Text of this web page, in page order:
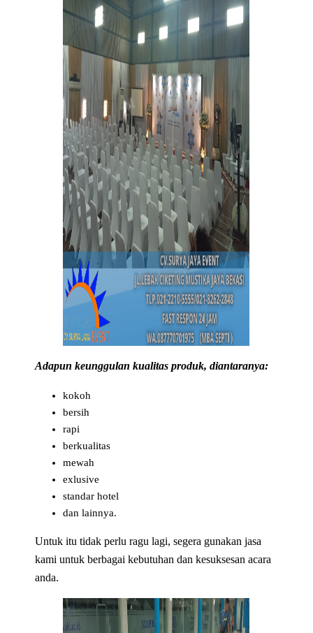
Adapun keunggulan kualitas produk, diantaranya:
kokoh
bersih
rapi
berkualitas
mewah
exlusive
standar hotel
dan lainnya.
Untuk itu tidak perlu ragu lagi, segera gunakan jasa
kami untuk berbagai kebutuhan dan kesuksesan acara
anda.